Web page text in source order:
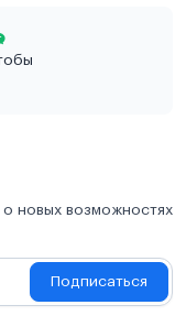
новых возможностях
Подписаться